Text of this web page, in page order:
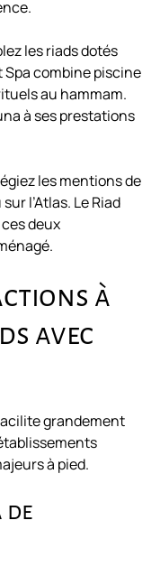
les riads dotés
Spa combine piscine
au hammam.
à ses prestations
les mentions de
l’Atlas. Le Riad
deux
à
avec
grandement
à pied.